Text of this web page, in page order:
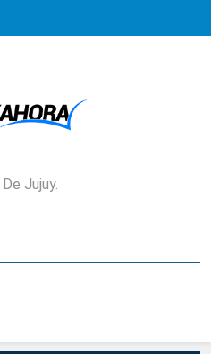
Ahora!
Jujuy.